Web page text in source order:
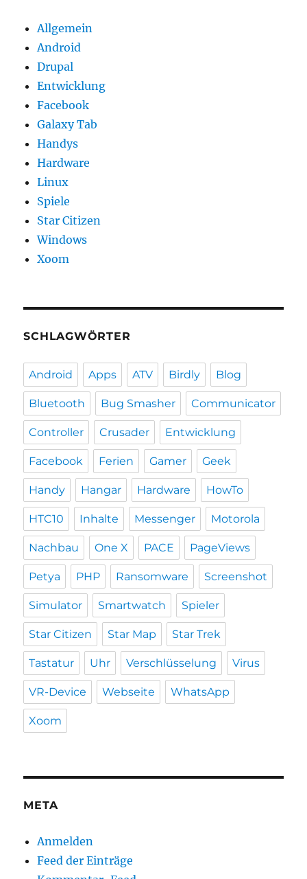
Allgemein
Android
Drupal
Entwicklung
Facebook
Galaxy Tab
Handys
Hardware
Linux
Spiele
Star Citizen
Windows
Xoom
SCHLAGWÖRTER
Android Apps ATV Birdly Blog
Bluetooth Bug Smasher Communicator
Controller Crusader Entwicklung
Facebook Ferien Gamer Geek
Handy Hangar Hardware HowTo
HTC10 Inhalte Messenger Motorola
Nachbau One X PACE PageViews
Petya PHP Ransomware Screenshot
Simulator Smartwatch Spieler
Star Citizen Star Map Star Trek
Tastatur Uhr Verschlüsselung Virus
VR-Device Webseite WhatsApp
Xoom
META
Anmelden
Feed der Einträge